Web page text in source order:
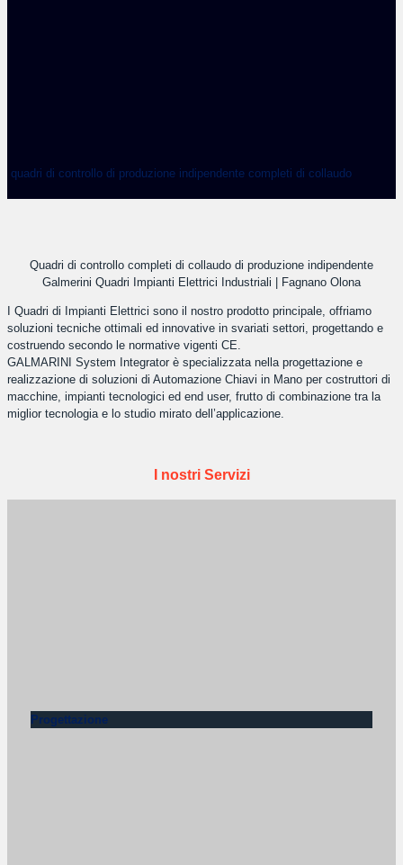
quadri di controllo di produzione indipendente completi di collaudo
Quadri di controllo completi di collaudo di produzione indipendente
Galmerini Quadri Impianti Elettrici Industriali | Fagnano Olona
I Quadri di Impianti Elettrici sono il nostro prodotto principale, offriamo
soluzioni tecniche ottimali ed innovative in svariati settori, progettando e
costruendo secondo le normative vigenti CE.
GALMARINI System Integrator è specializzata nella progettazione e
realizzazione di soluzioni di Automazione Chiavi in Mano per costruttori di
macchine, impianti tecnologici ed end user, frutto di combinazione tra la
miglior tecnologia e lo studio mirato dell’applicazione.
I nostri Servizi
Progettazione